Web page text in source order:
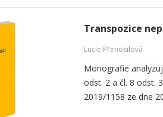
Transpozice
Lucie Přenosilová
Monografie
odst. 2 a čl. 8 odst.
2019/1158 ze dne